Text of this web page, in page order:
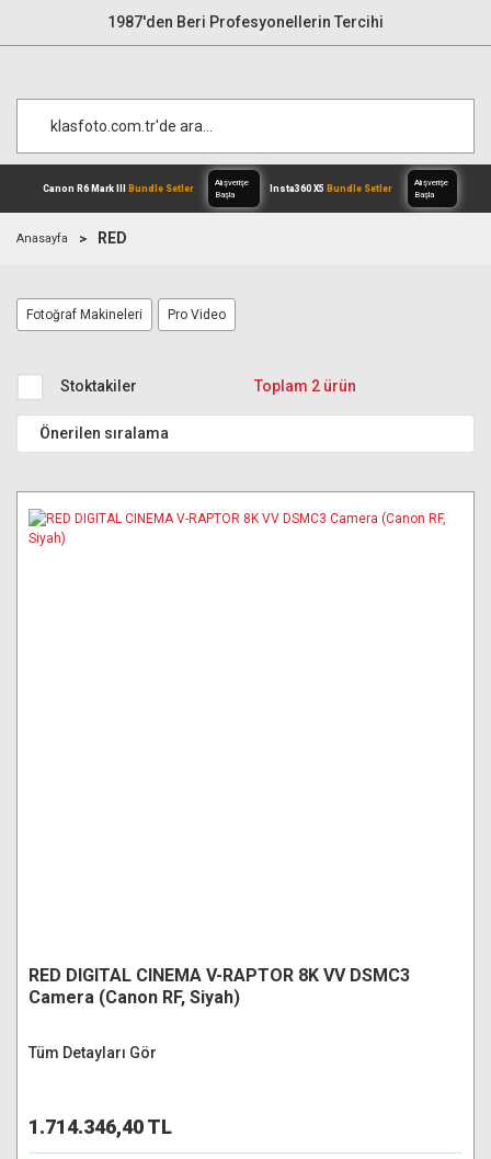
1987'den Beri Profesyonellerin Tercihi
Canon R6 Mark IIIBundle Setler
Anasayfa RED
Fotoğraf Makineleri Pro Video
Stoktakiler Toplam 2 ürün
RED DIGITAL CINEMA V-RAPTOR 8K VV DSMC3
Camera (Canon RF, Siyah)
Tüm Detayları Gör
1.714.346,40 TL